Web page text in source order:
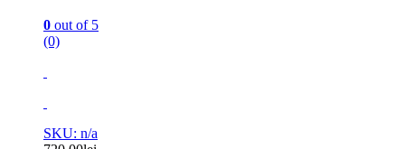
0 out of 5
(0)
SKU: n/a